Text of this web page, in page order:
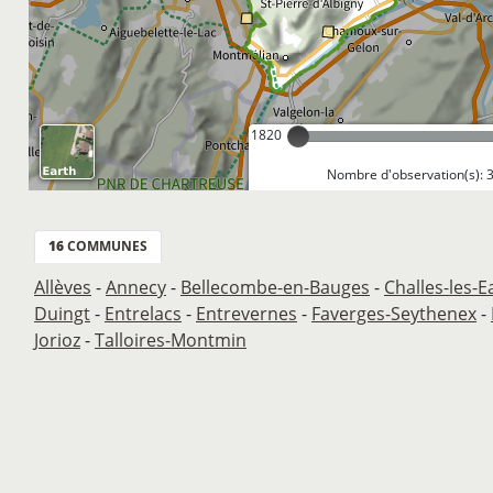
1820
Nombre d'observation(s):
16COMMUNES
Allèves -Annecy- Bellecombe-en-Bauges - Challes-les-
Duingt- Entrelacs - Entrevernes - Faverges-Seythenex-
Jorioz-Talloires-Montmin